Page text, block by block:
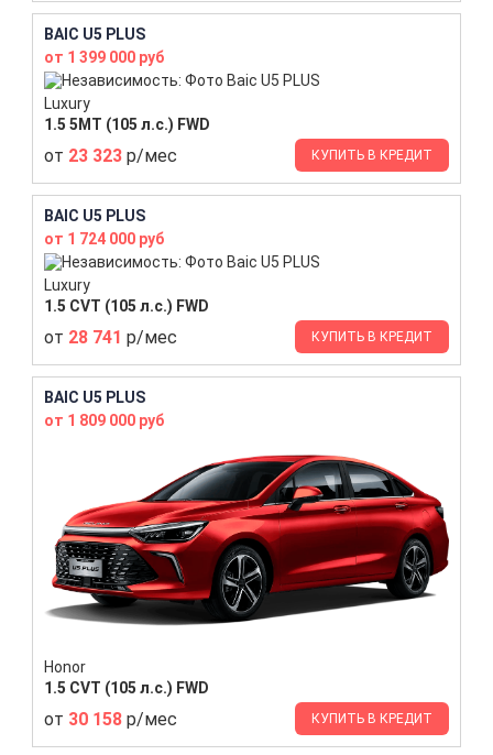
BAIC U5 PLUS
от 1 399 000 руб
Luxury
1.5 5MT (105 л.с.) FWD
от 23 323 р/мес КУПИТЬ В КРЕДИТ
BAIC U5 PLUS
от 1 724 000 руб
Luxury
1.5 CVT (105 л.с.) FWD
от 28 741 р/мес КУПИТЬ В КРЕДИТ
BAIC U5 PLUS
от 1 809 000 руб
Honor
1.5 CVT (105 л.с.) FWD
от 30 158 р/мес КУПИТЬ В КРЕДИТ